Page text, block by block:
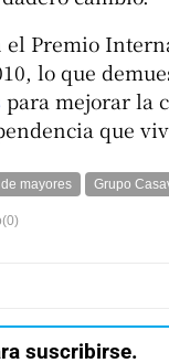
el Premio
lo que
para mejorar la
que
mayores Grupo
0)
suscribirse.